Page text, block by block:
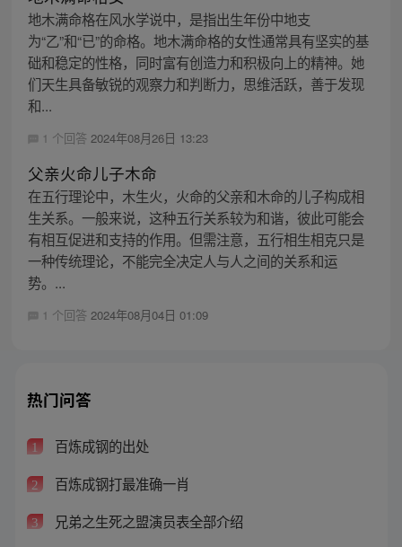
地木满命格在风水学说中，是指出生年份中地支
为“乙”和“已”的命格。地木满命格的女性通常具有坚实的基
础和稳定的性格，同时富有创造力和积极向上的精神。她
们天生具备敏锐的观察力和判断力，思维活跃，善于发现
和...
1 个回答 2024年08月26日 13:23
父亲火命儿子木命
在五行理论中，木生火，火命的父亲和木命的儿子构成相
生关系。一般来说，这种五行关系较为和谐，彼此可能会
有相互促进和支持的作用。但需注意，五行相生相克只是
一种传统理论，不能完全决定人与人之间的关系和运
势。...
1 个回答 2024年08月04日 01:09
热门问答
1 百炼成钢的出处
2 百炼成钢打最准确一肖
3 兄弟之生死之盟演员表全部介绍